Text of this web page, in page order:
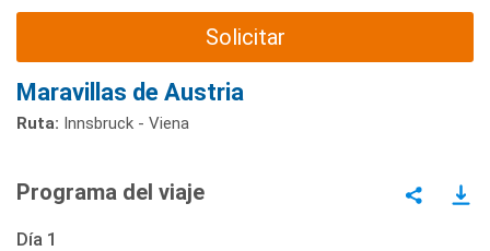
Solicitar
Maravillas de Austria
Ruta: Innsbruck - Viena
Programa del viaje
Día 1